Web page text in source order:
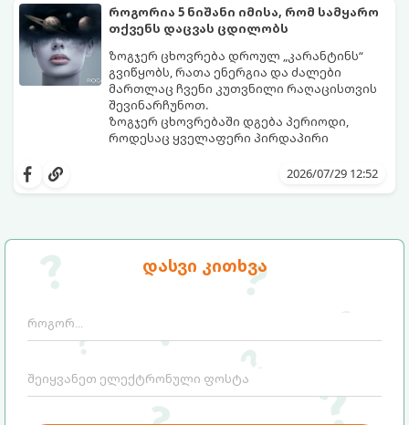
დასვი კითხვა
როგორია 5 ნიშანი იმისა, რომ სამყარო
თქვენს დაცვას ცდილობს
ზოგჯერ ცხოვრება დროულ „კარანტინს“
გვიწყობს, რათა ენერგია და ძალები
მართლაც ჩვენი კუთვნილი რაღაცისთვის
შევინარჩუნოთ.
ზოგჯერ ცხოვრებაში დგება პერიოდი,
როდესაც ყველაფერი პირდაპირი
იშლება მნიშვნელოვანი გარიგებები,
ასეთ მომენტებში ადვილია
ეზოთერიკასა და ფსიქოლოგიაში ეს
ფენომენი ხშირად სხვანაირად
რეალური, მაგრამ ჯერ კიდევ უხილავი
საფრთხისგან შორს მივყავართ.
მომხდარი მარცხი სასჯელი კი არა,
სამყაროს მცდელობაა:
2026/07/29 12:52